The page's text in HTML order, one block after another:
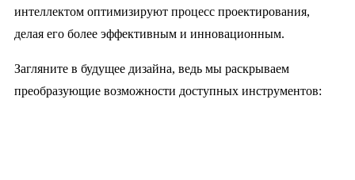
интеллектом оптимизируют процесс проектирования,
делая его более эффективным и инновационным.
Загляните в будущее дизайна, ведь мы раскрываем
преобразующие возможности доступных инструментов: